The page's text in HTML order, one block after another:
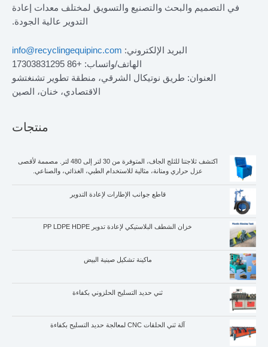
في التصميم والبحث والتصنيع والتسويق لمختلف معدات إعادة
التدوير عالية الجودة.
البريد الإلكتروني: info@recyclingequipinc.com
الهاتف/واتساب: +86 17303831295
العنوان: طريق نوتيكال الشرقي، منطقة تطوير تشنغتشو
الاقتصادي، خنان، الصين
منتجات
اكتشف ثلاجتنا للثلج الجاف، المتوفرة من 30 لتر إلى 480 لتر. مصممة لأقصى
عزل حراري ومتانة، مثالية للاستخدام الطبي، الغذائي، والصناعي.
قاطع جوانب الإطارات لإعادة التدوير
خزان الشطف البلاستيكي لإعادة تدوير PP LDPE HDPE
ماكينة تشكيل صينية البيض
ثني حديد التسليح الحلزوني بكفاءة
آلة ثني الحلقات CNC لمعالجة حديد التسليح بكفاءة